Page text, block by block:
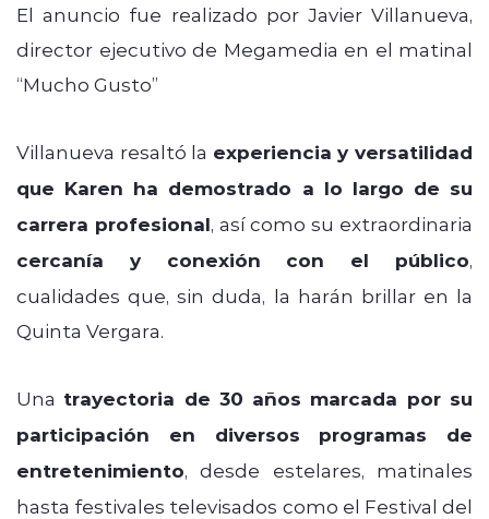
El anuncio fue realizado por Javier Villanueva,
director ejecutivo de Megamedia en el matinal
“Mucho Gusto”
Villanueva resaltó la experiencia y versatilidad
que Karen ha demostrado a lo largo de su
carrera profesional, así como su extraordinaria
cercanía y conexión con el público,
cualidades que, sin duda, la harán brillar en la
Quinta Vergara.
Una trayectoria de 30 años marcada por su
participación en diversos programas de
entretenimiento, desde estelares, matinales
hasta festivales televisados como el Festival del